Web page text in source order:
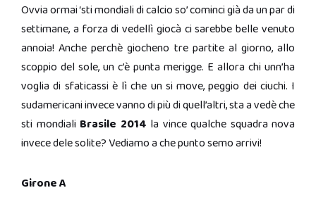
Ovvia ormai ‘sti mondiali di calcio so’ cominci già da un par di
settimane, a forza di vedellì giocà ci sarebbe belle venuto
annoia! Anche perchè giocheno tre partite al giorno, allo
scoppio del sole, un c’è punta merigge. E allora chi unn’ha
voglia di sfaticassi è lì che un si move, peggio dei ciuchi. I
sudamericani invece vanno di più di quell’altri, sta a vedè che
sti mondiali Brasile 2014 la vince qualche squadra nova
invece dele solite? Vediamo a che punto semo arrivi!
Girone A